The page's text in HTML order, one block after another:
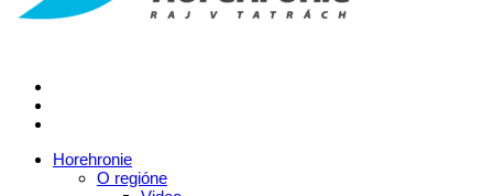
Horehronie
O regióne